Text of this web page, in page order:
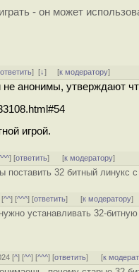
- он может
ответить][↓] [к модератору]
анонимы, утверждают
игрой.
] [ответить] [к модератору]
поставить 32 битный линукс
[^^] [^^^] [ответить] [к модератору]
устанавливать 32-
[^] [^^] [^^^] [ответить] [к